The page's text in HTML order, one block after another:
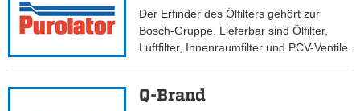
Der Erfinder des Ölfilters gehört zur
Bosch-Gruppe. Lieferbar sind Ölfilter,
Luftfilter, Innenraumfilter und PCV-Ventile.
Q-Brand